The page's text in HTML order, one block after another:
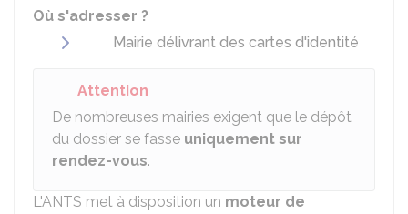
Où s'adresser ?
Mairie délivrant des cartes d'identité
Attention
De nombreuses mairies exigent que le dépôt
du dossier se fasse uniquement sur
rendez-vous.
L'ANTS met à disposition un moteur de